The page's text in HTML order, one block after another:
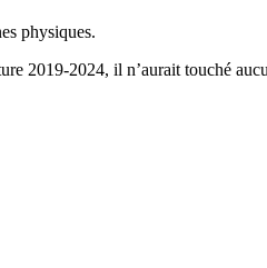
physiques.
2019-2024, il n’aurait touché